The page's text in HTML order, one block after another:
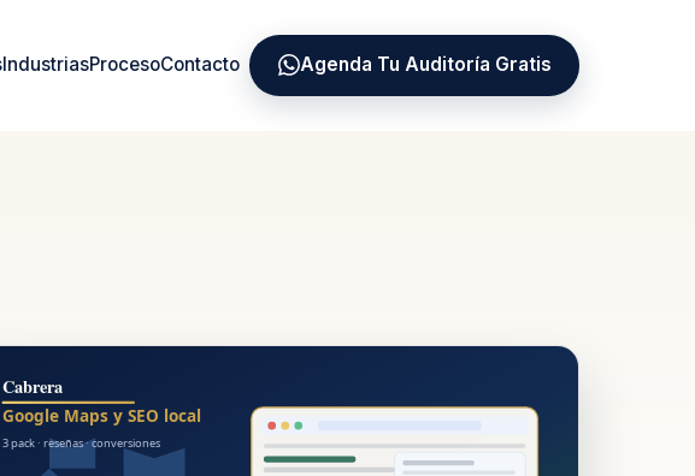
IndustriasProcesoContacto Agenda Tu Auditoría Gratis